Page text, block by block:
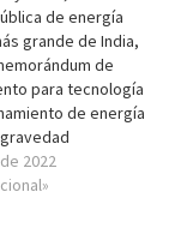
de energía
grande de India,
de
para tecnología
de energía
2022